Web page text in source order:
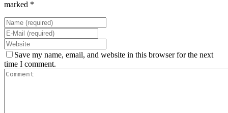
marked *
Save my name, email, and website in this browser for the next
time I comment.